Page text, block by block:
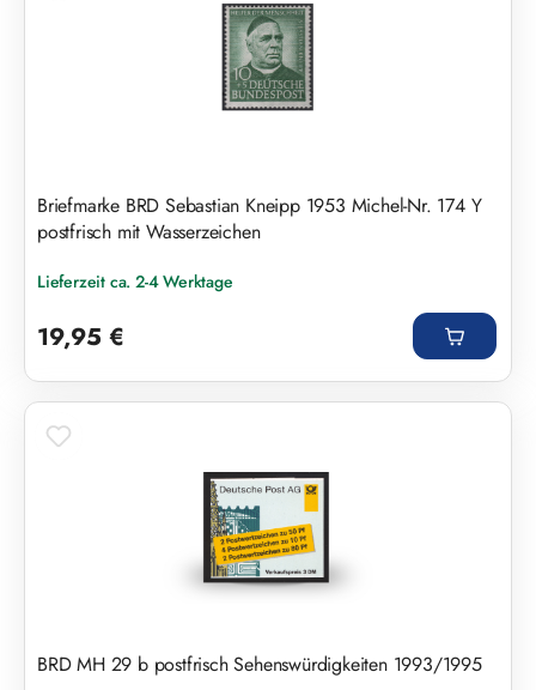
Briefmarke BRD Sebastian Kneipp 1953 Michel-Nr. 174 Y
postfrisch mit Wasserzeichen
Lieferzeit ca. 2-4 Werktage
19,95 €
BRD MH 29 b postfrisch Sehenswürdigkeiten 1993/1995